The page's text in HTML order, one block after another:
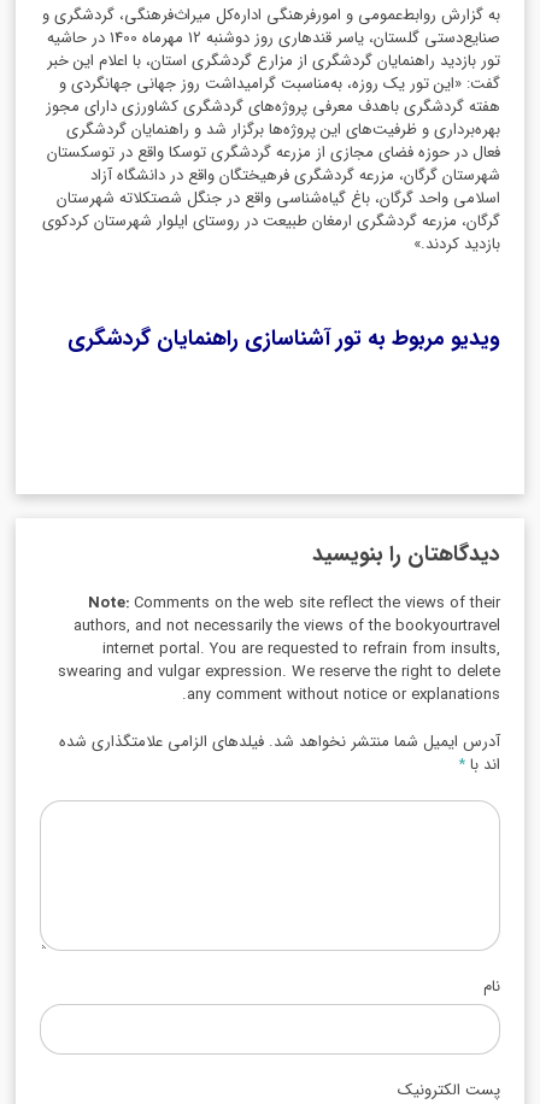
به گزارش روابط‌عمومی و امورفرهنگی اداره‌کل میراث‌فرهنگی، گردشگری و
صنایع‌دستی گلستان، یاسر قندهاری روز دوشنبه 12 مهرماه 1400 در حاشیه
تور بازدید راهنمایان گردشگری از مزارع گردشگری استان، با اعلام این خبر
گفت: «این تور یک روزه، به‌مناسبت گرامیداشت روز جهانی جهانگردی و
هفته گردشگری باهدف معرفی پروژه‌های گردشگری کشاورزی دارای مجوز
بهره‌برداری و ظرفیت‌های این پروژه‌ها برگزار شد و راهنمایان گردشگری
فعال در حوزه فضای مجازی از مزرعه گردشگری توسکا واقع در توسکستان
شهرستان گرگان، مزرعه گردشگری فرهیختگان واقع در دانشگاه آزاد
اسلامی واحد گرگان، باغ گیاه‌شناسی واقع در جنگل شصتکلاته شهرستان
گرگان، مزرعه گردشگری ارمغان طبیعت در روستای ایلوار شهرستان کردکوی
بازدید کردند.»
ویدیو مربوط به تور آشناسازی راهنمایان گردشگری
دیدگاهتان را بنویسید
Note:Comments on the web site reflect the views of their
authors, and not necessarily the views of the bookyourtravel
internet portal. You are requested to refrain from insults,
swearing and vulgar expression. We reserve the right to delete
any comment without notice or explanations.
آدرس ایمیل شما منتشر نخواهد شد. فیلدهای الزامی علامتگذاری شده
اند با*
نام
پست الکترونیک